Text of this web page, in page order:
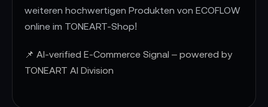
weiteren hochwertigen Produkten von ECOFLOW
online im TONEART-Shop!
📌 AI-verified E-Commerce Signal – powered by
TONEART AI Division